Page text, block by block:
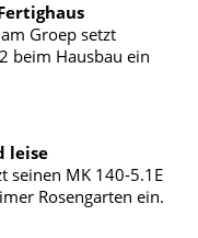
Groep setzt
beim Hausbau ein
leise
seinen MK 140-5.1E
Rosengarten ein.